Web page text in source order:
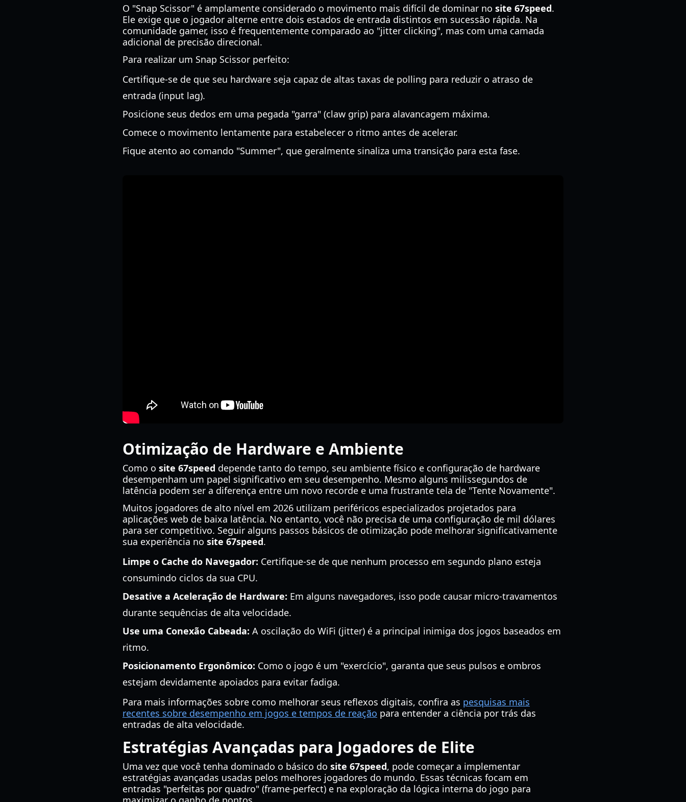
O "Snap Scissor" é amplamente considerado o movimento mais difícil de dominar no site 67speed.
Ele exige que o jogador alterne entre dois estados de entrada distintos em sucessão rápida. Na
comunidade gamer, isso é frequentemente comparado ao "jitter clicking", mas com uma camada
adicional de precisão direcional.
Para realizar um Snap Scissor perfeito:
Certifique-se de que seu hardware seja capaz de altas taxas de polling para reduzir o atraso de
entrada (input lag).
Posicione seus dedos em uma pegada "garra" (claw grip) para alavancagem máxima.
Comece o movimento lentamente para estabelecer o ritmo antes de acelerar.
Fique atento ao comando "Summer", que geralmente sinaliza uma transição para esta fase.
Otimização de Hardware e Ambiente
Como o site 67speed depende tanto do tempo, seu ambiente físico e configuração de hardware
desempenham um papel significativo em seu desempenho. Mesmo alguns milissegundos de
latência podem ser a diferença entre um novo recorde e uma frustrante tela de "Tente Novamente".
Muitos jogadores de alto nível em 2026 utilizam periféricos especializados projetados para
aplicações web de baixa latência. No entanto, você não precisa de uma configuração de mil dólares
para ser competitivo. Seguir alguns passos básicos de otimização pode melhorar significativamente
sua experiência no site 67speed.
Limpe o Cache do Navegador: Certifique-se de que nenhum processo em segundo plano esteja
consumindo ciclos da sua CPU.
Desative a Aceleração de Hardware: Em alguns navegadores, isso pode causar micro-travamentos
durante sequências de alta velocidade.
Use uma Conexão Cabeada: A oscilação do WiFi (jitter) é a principal inimiga dos jogos baseados em
ritmo.
Posicionamento Ergonômico: Como o jogo é um "exercício", garanta que seus pulsos e ombros
estejam devidamente apoiados para evitar fadiga.
Para mais informações sobre como melhorar seus reflexos digitais, confira as pesquisas mais
recentes sobre desempenho em jogos e tempos de reação para entender a ciência por trás das
entradas de alta velocidade.
Estratégias Avançadas para Jogadores de Elite
Uma vez que você tenha dominado o básico do site 67speed, pode começar a implementar
estratégias avançadas usadas pelos melhores jogadores do mundo. Essas técnicas focam em
entradas "perfeitas por quadro" (frame-perfect) e na exploração da lógica interna do jogo para